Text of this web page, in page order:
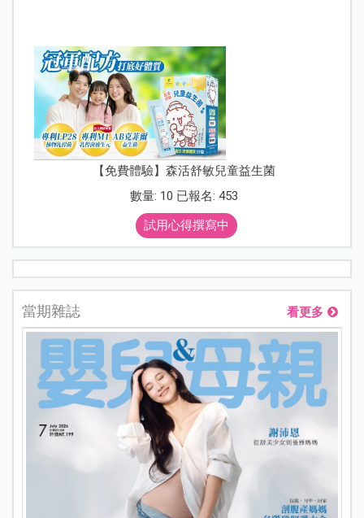
【免費體驗】森活舒敏兒童益生菌
數量: 10 已報名: 453
試用心得撰寫中
當期雜誌 看更多